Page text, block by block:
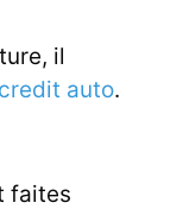
il
auto.
faites